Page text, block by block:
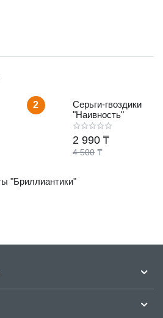
2
Серьги-гвоздики
"Наивность"
4 500 ₸
2 990 ₸
"Бриллиантики"